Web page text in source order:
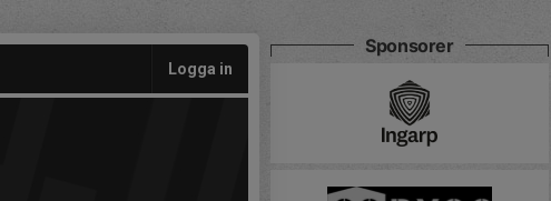
Logga in
Sponsorer